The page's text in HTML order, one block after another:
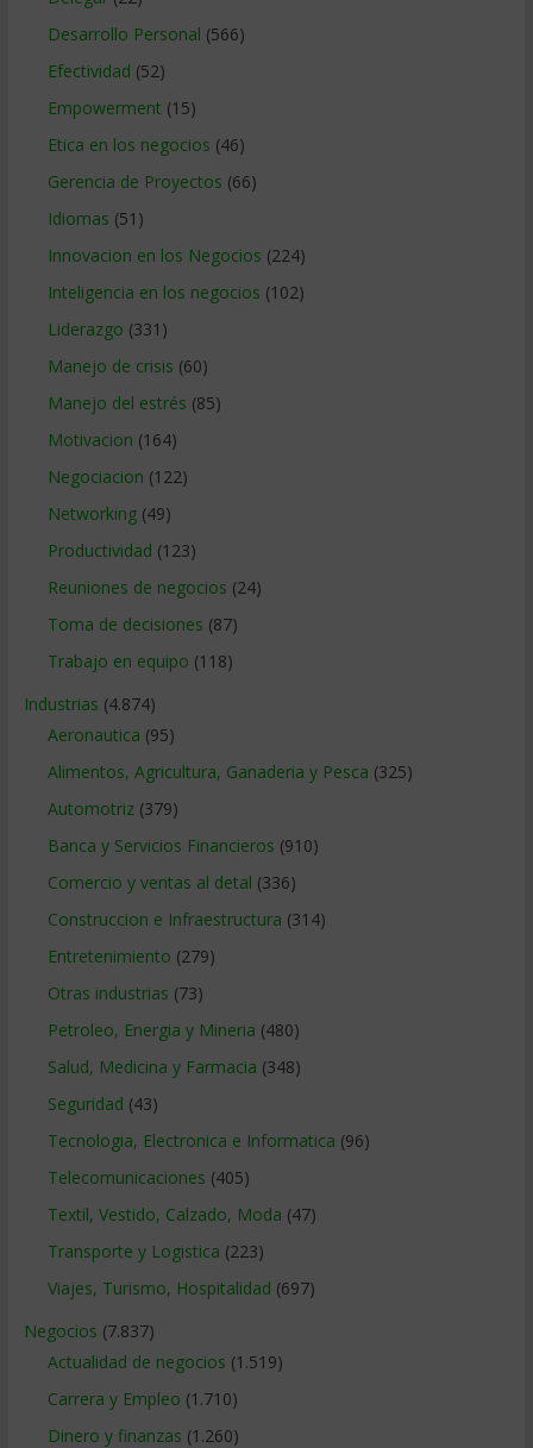
Desarrollo Personal (566)
Efectividad (52)
Empowerment (15)
Etica en los negocios (46)
Gerencia de Proyectos (66)
Idiomas (51)
Innovacion en los Negocios (224)
Inteligencia en los negocios (102)
Liderazgo (331)
Manejo de crisis (60)
Manejo del estrés (85)
Motivacion (164)
Negociacion (122)
Networking(49)
Productividad (123)
Reuniones de negocios (24)
Toma de decisiones (87)
Trabajo en equipo (118)
Industrias (4.874)
Aeronautica (95)
Alimentos, Agricultura, Ganaderia y Pesca (325)
Automotriz(379)
Banca y Servicios Financieros (910)
Comercio y ventas al detal (336)
Construccion e Infraestructura (314)
Entretenimiento (279)
Otras industrias (73)
Petroleo, Energia y Mineria (480)
Salud, Medicina y Farmacia (348)
Seguridad (43)
Tecnologia, Electronica e Informatica (96)
Telecomunicaciones (405)
Textil, Vestido, Calzado, Moda (47)
Transporte y Logistica (223)
Viajes, Turismo, Hospitalidad (697)
Negocios (7.837)
Actualidad de negocios (1.519)
Carrera y Empleo (1.710)
Dinero y finanzas (1.260)